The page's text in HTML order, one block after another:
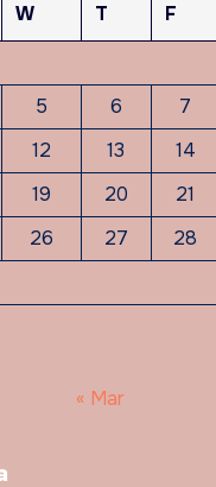
W T F
5 6 7
12 13 14
19 20 21
26 27 28
« Mar